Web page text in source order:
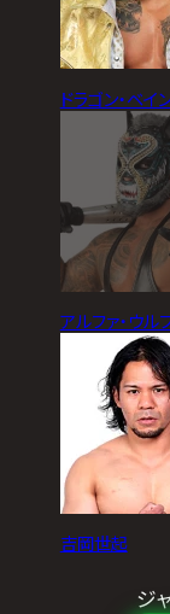
ドラゴン・ベイ
アルファ・ウル
吉岡世起
ジ